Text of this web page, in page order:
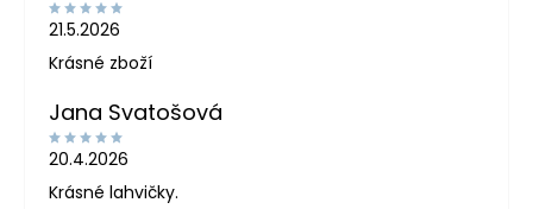
21.5.2026
Krásné zboží
Jana Svatošová
20.4.2026
Krásné lahvičky.